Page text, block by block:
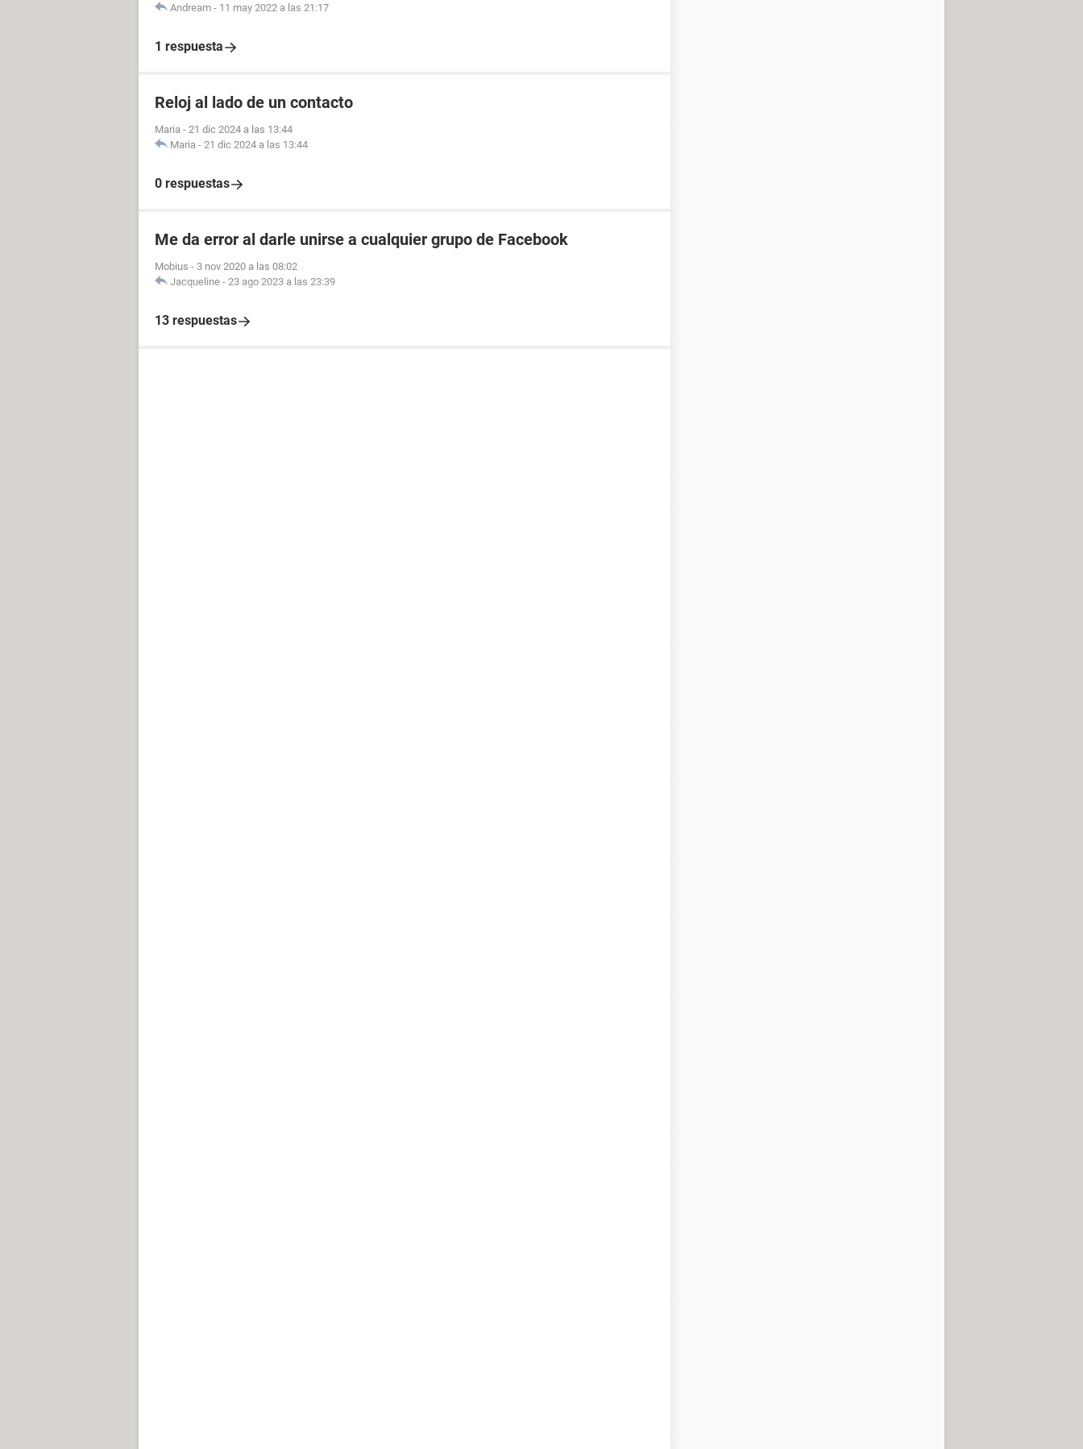
Andream - 11 may 2022 a las 21:17
1 respuesta
Reloj al lado de un contacto
Maria - 21 dic 2024 a las 13:44
Maria - 21 dic 2024 a las 13:44
0 respuestas
Me da error al darle unirse a cualquier grupo de Facebook
Mobius - 3 nov 2020 a las 08:02
Jacqueline - 23 ago 2023 a las 23:39
13 respuestas